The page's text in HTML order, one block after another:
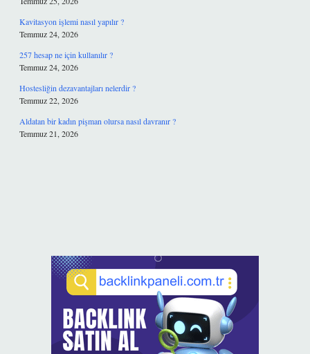
Kavitasyon işlemi nasıl yapılır ?
Temmuz 24, 2026
257 hesap ne için kullanılır ?
Temmuz 24, 2026
Hostesliğin dezavantajları nelerdir ?
Temmuz 22, 2026
Aldatan bir kadın pişman olursa nasıl davranır ?
Temmuz 21, 2026